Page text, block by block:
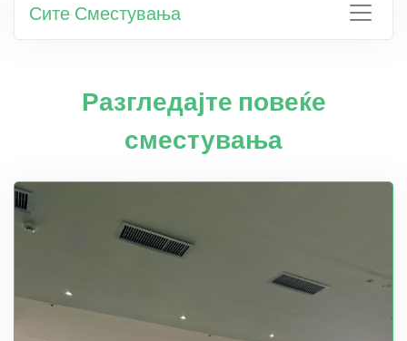
Сите Сместувања
Разгледајте повеќе
сместувања